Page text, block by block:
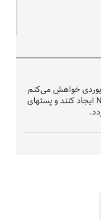
خواهش می‌کنم
که یک انجمن برای Nosa Books ایجاد کنند و پستهای